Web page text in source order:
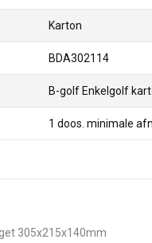
Karton
BDA302114
B-golf Enkelgolf
1 doos. minimale
305x215x140mm